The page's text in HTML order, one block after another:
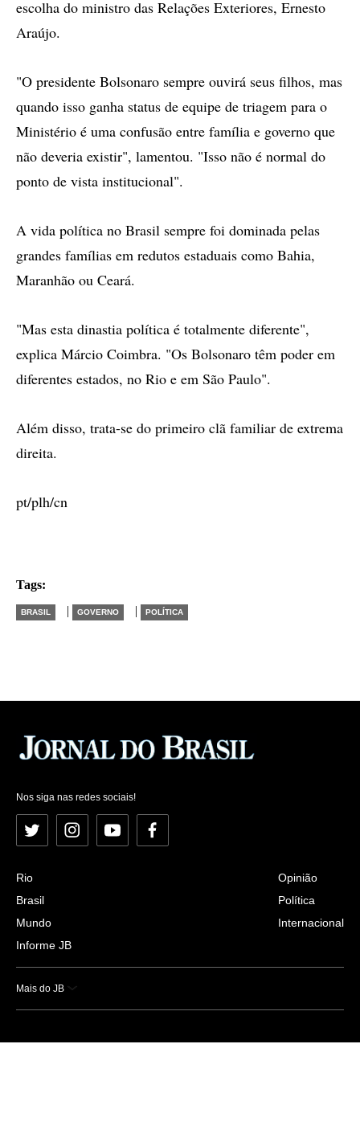
escolha do ministro das Relações Exteriores, Ernesto
Araújo.
"O presidente Bolsonaro sempre ouvirá seus filhos, mas
quando isso ganha status de equipe de triagem para o
Ministério é uma confusão entre família e governo que
não deveria existir", lamentou. "Isso não é normal do
ponto de vista institucional".
A vida política no Brasil sempre foi dominada pelas
grandes famílias em redutos estaduais como Bahia,
Maranhão ou Ceará.
"Mas esta dinastia política é totalmente diferente",
explica Márcio Coimbra. "Os Bolsonaro têm poder em
diferentes estados, no Rio e em São Paulo".
Além disso, trata-se do primeiro clã familiar de extrema
direita.
pt/plh/cn
Tags:
BRASIL | GOVERNO | POLÍTICA
Nos siga nas redes sociais!
Twitter InstagramYouTubeFacebook
Rio
Brasil
Mundo
Informe JB
Opinião
Política
Internacional
Mais do JB
Esportes